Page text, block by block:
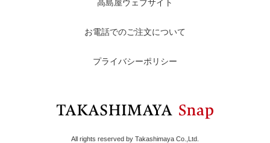
高島屋ウェブサイト
お電話でのご注文について
プライバシーポリシー
All rights reserved by Takashimaya Co.,Ltd.